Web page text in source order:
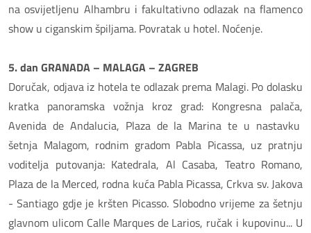
na osvijetljenu Alhambru i fakultativno odlazak na flamenco
show u ciganskim špiljama. Povratak u hotel. Noćenje.
5. dan GRANADA – MALAGA – ZAGREB
Doručak, odjava iz hotela te odlazak prema Malagi. Po dolasku
kratka panoramska vožnja kroz grad: Kongresna palača,
Avenida de Andalucia, Plaza de la Marina te u nastavku
šetnja Malagom, rodnim gradom Pabla Picassa, uz pratnju
voditelja putovanja: Katedrala, Al Casaba, Teatro Romano,
Plaza de la Merced, rodna kuća Pabla Picassa, Crkva sv. Jakova
- Santiago gdje je kršten Picasso. Slobodno vrijeme za šetnju
glavnom ulicom Calle Marques de Larios, ručak i kupovinu... U